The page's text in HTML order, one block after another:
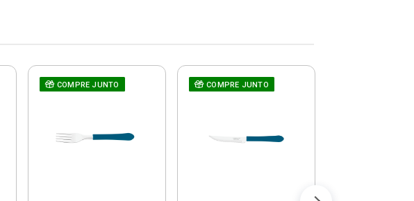
COMPRE JUNTO COMPRE JUNTO